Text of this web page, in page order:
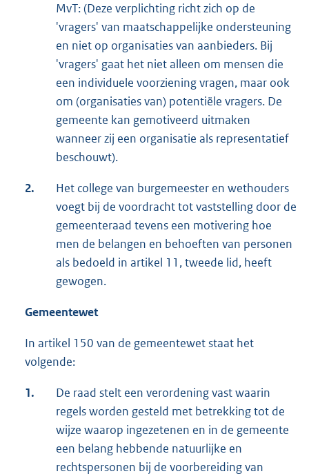
MvT: (Deze verplichting richt zich op de
'vragers' van maatschappelijke ondersteuning
en niet op organisaties van aanbieders. Bij
'vragers' gaat het niet alleen om mensen die
een individuele voorziening vragen, maar ook
om (organisaties van) potentiële vragers. De
gemeente kan gemotiveerd uitmaken
wanneer zij een organisatie als representatief
beschouwt).
2.
Het college van burgemeester en wethouders
voegt bij de voordracht tot vaststelling door de
gemeenteraad tevens een motivering hoe
men de belangen en behoeften van personen
als bedoeld in artikel 11, tweede lid, heeft
gewogen.
Gemeentewet
In artikel 150 van de gemeentewet staat het
volgende:
1.
De raad stelt een verordening vast waarin
regels worden gesteld met betrekking tot de
wijze waarop ingezetenen en in de gemeente
een belang hebbende natuurlijke en
rechtspersonen bij de voorbereiding van